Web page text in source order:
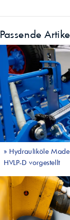
Passende
» Hydrauliköle Made
HVLP-D vorgestellt